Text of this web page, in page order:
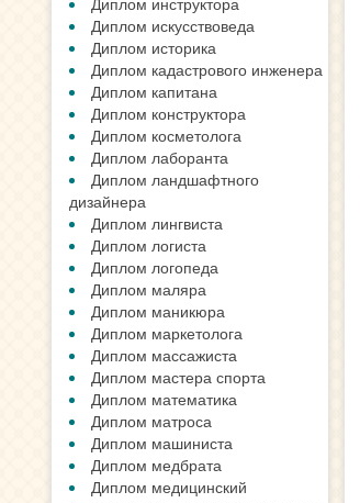
Диплом искусствоведа
Диплом историка
Диплом кадастрового инженера
Диплом капитана
Диплом конструктора
Диплом косметолога
Диплом лаборанта
Диплом ландшафтного
дизайнера
Диплом лингвиста
Диплом логиста
Диплом логопеда
Диплом маляра
Диплом маникюра
Диплом маркетолога
Диплом массажиста
Диплом мастера спорта
Диплом математика
Диплом матроса
Диплом машиниста
Диплом медбрата
Диплом медицинский